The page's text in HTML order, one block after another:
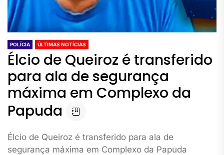
POLÍCIA ÚLTIMAS NOTÍCIAS
Élcio de Queiroz é transferido
para ala de segurança
máxima em Complexo da
Papuda
Élcio de Queiroz é transferido para ala de
segurança máxima em Complexo da Papuda